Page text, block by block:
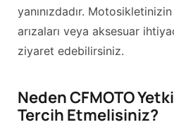
yanınızdadır.
arızaları veya aksesuar
ziyaret edebilirsiniz.
Neden CFMOTO
Tercih Etmelisiniz?